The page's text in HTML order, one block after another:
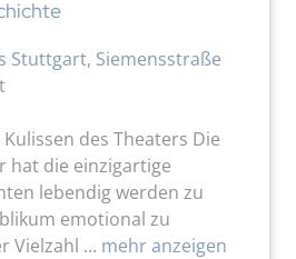
Stuttgart, Siemensstraße
des Theaters Die
hat die einzigartige
lebendig werden zu
emotional zu
Vielzahl ... mehr anzeigen